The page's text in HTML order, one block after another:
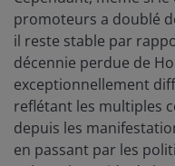
promoteurs a doublé
il reste stable par
décennie perdue de
exceptionnellement
reflétant les multiples
depuis les
en passant par les